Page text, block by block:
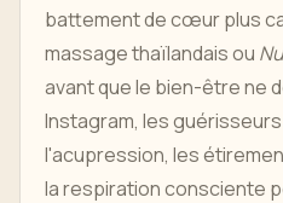
battement de cœur plus
massage thaïlandais ou
avant que le bien-être ne
Instagram, les
l'acupression, les
la respiration consciente